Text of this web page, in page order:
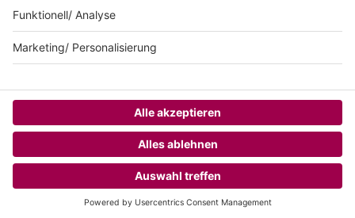
HOME CHANNELS MENÜ
© sunshine live / realisiert auf Basis von resc.web, dem CMS von resc.